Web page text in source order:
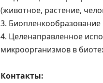
(животное, растение,
3.
4. Целенаправленное
микроорганизмов в
Контакты: